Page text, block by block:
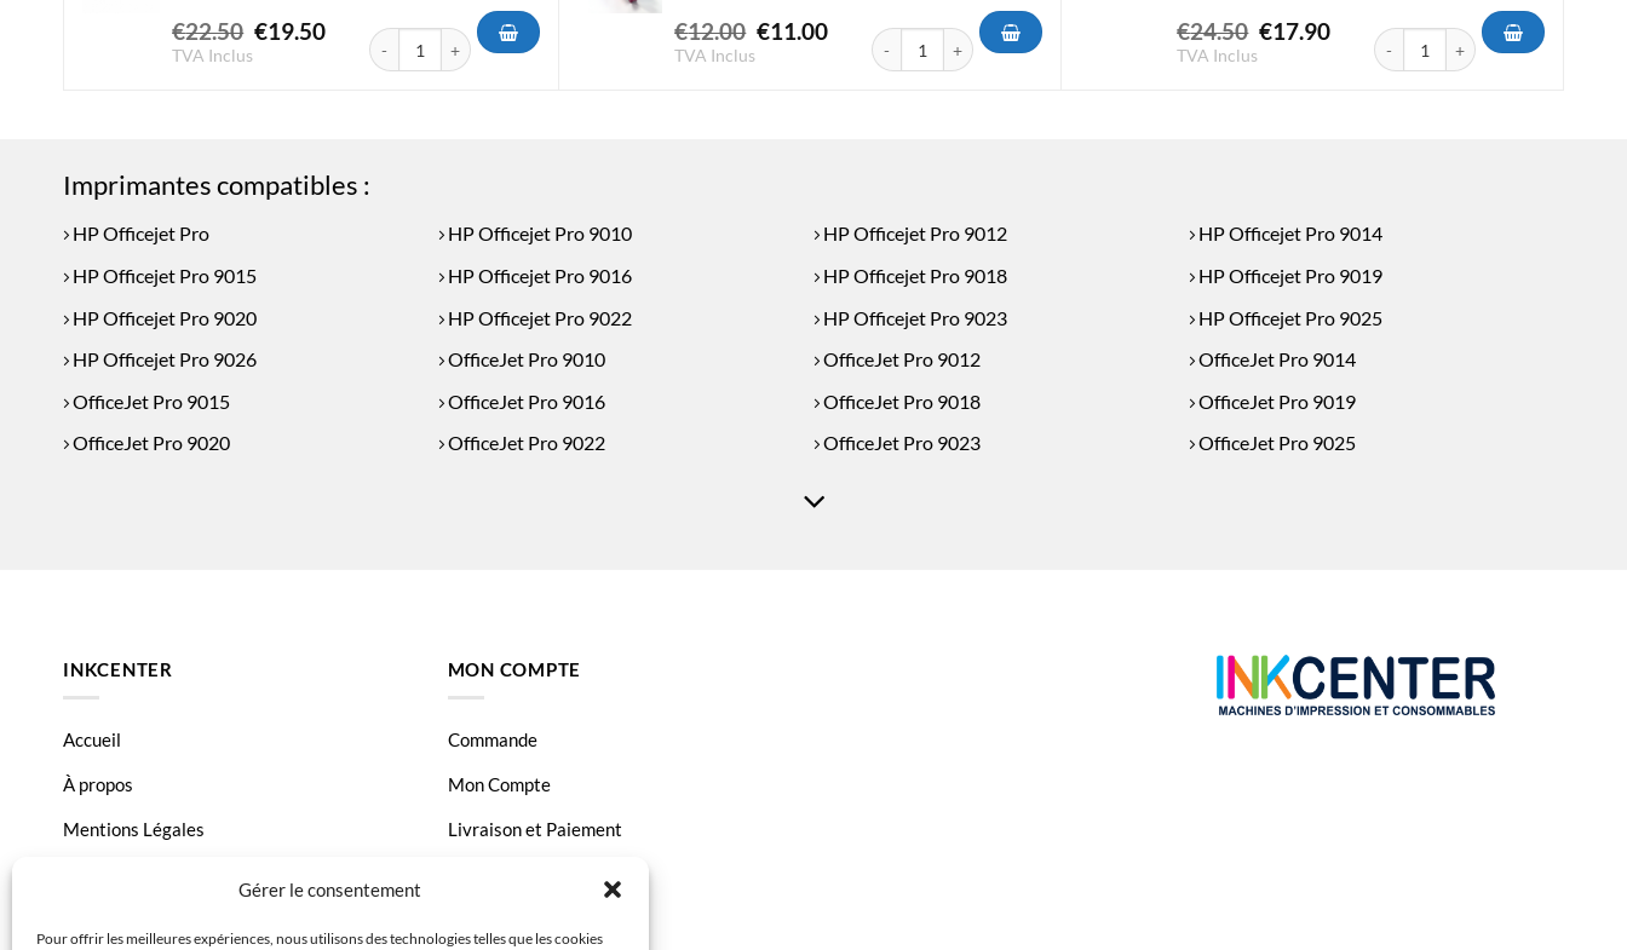
Gérer le consentement
Pour offrir les meilleures expériences, nous utilisons des technologies telles que les cookies
€22.50 Le
prix
€19.50Le
TVA Inclus
quantité de Cartouche Compatible HP 963 XL Magenta
€12.00 Le
€11.00Le
TVA Inclus
quantité de Cartouche Compatible HP 903 XL Magenta
€24.50 Le
€17.90Le
TVA Inclus
quantité de Cartouche Compatible
Imprimantes compatibles :
HP Officejet Pro HP Officejet Pro 9010 HP Officejet Pro 9012
HP Officejet Pro 9014
HP Officejet Pro 9015
HP Officejet Pro 9016 HP Officejet Pro 9018
HP Officejet Pro 9019
HP Officejet Pro 9020
HP Officejet Pro 9022 HP Officejet Pro 9023
HP Officejet Pro 9025
HP Officejet Pro 9026
OfficeJet Pro 9010 OfficeJet Pro 9012
OfficeJet Pro 9014
OfficeJet Pro 9015
OfficeJet Pro 9016 OfficeJet Pro 9018
OfficeJet Pro 9019
OfficeJet Pro 9020
OfficeJet Pro 9022 OfficeJet Pro 9023
OfficeJet Pro 9025
INKCENTER
Accueil
À propos
Mentions Légales
MON COMPTE
Commande
Mon Compte
Livraison et Paiement